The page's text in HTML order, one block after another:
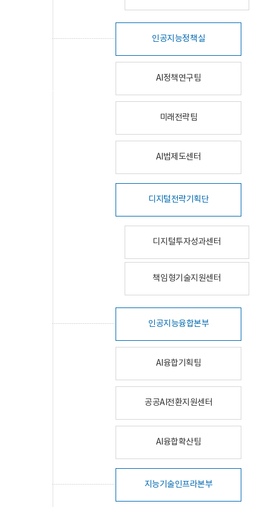
인공지능정책실
AI정책연구팀
미래전략팀
AI법제도센터
디지털전략기획단
디지털투자성과센터
책임형기술지원센터
인공지능융합본부
AI융합기획팀
공공AI전환지원센터
AI융합확산팀
지능기술인프라본부